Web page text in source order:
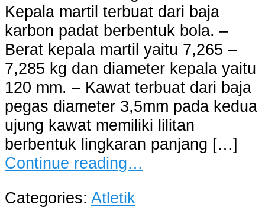
Kepala martil terbuat dari baja
karbon padat berbentuk bola. –
Berat kepala martil yaitu 7,265 –
7,285 kg dan diameter kepala yaitu
120 mm. – Kawat terbuat dari baja
pegas diameter 3,5mm pada kedua
ujung kawat memiliki lilitan
berbentuk lingkaran panjang […]
Continue reading…
Categories: Atletik